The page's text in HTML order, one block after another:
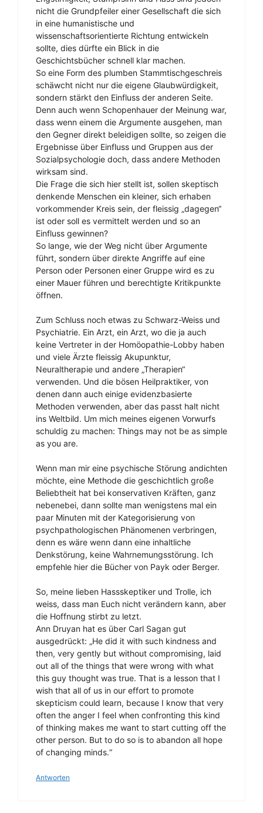
nicht die Grundpfeiler einer Gesellschaft die sich
in eine humanistische und
wissenschaftsorientierte Richtung entwickeln
sollte, dies dürfte ein Blick in die
Geschichtsbücher schnell klar machen.
So eine Form des plumben Stammtischgeschreis
schäwcht nicht nur die eigene Glaubwürdigkeit,
sondern stärkt den Einfluss der anderen Seite.
Denn auch wenn Schopenhauer der Meinung war,
dass wenn einem die Argumente ausgehen, man
den Gegner direkt beleidigen sollte, so zeigen die
Ergebnisse über Einfluss und Gruppen aus der
Sozialpsychologie doch, dass andere Methoden
wirksam sind.
Die Frage die sich hier stellt ist, sollen skeptisch
denkende Menschen ein kleiner, sich erhaben
vorkommender Kreis sein, der fleissig „dagegen“
ist oder soll es vermittelt werden und so an
Einfluss gewinnen?
So lange, wie der Weg nicht über Argumente
führt, sondern über direkte Angriffe auf eine
Person oder Personen einer Gruppe wird es zu
einer Mauer führen und berechtigte Kritikpunkte
öffnen.
Zum Schluss noch etwas zu Schwarz-Weiss und
Psychiatrie. Ein Arzt, ein Arzt, wo die ja auch
keine Vertreter in der Homöopathie-Lobby haben
und viele Ärzte fleissig Akupunktur,
Neuraltherapie und andere „Therapien“
verwenden. Und die bösen Heilpraktiker, von
denen dann auch einige evidenzbasierte
Methoden verwenden, aber das passt halt nicht
ins Weltbild. Um mich meines eigenen Vorwurfs
schuldig zu machen: Things may not be as simple
as you are.
Wenn man mir eine psychische Störung andichten
möchte, eine Methode die geschichtlich große
Beliebtheit hat bei konservativen Kräften, ganz
nebenebei, dann sollte man wenigstens mal ein
paar Minuten mit der Kategorisierung von
psychpathologischen Phänomenen verbringen,
denn es wäre wenn dann eine inhaltliche
Denkstörung, keine Wahrnemungsstörung. Ich
empfehle hier die Bücher von Payk oder Berger.
So, meine lieben Hassskeptiker und Trolle, ich
weiss, dass man Euch nicht verändern kann, aber
die Hoffnung stirbt zu letzt.
Ann Druyan hat es über Carl Sagan gut
ausgedrückt: „He did it with such kindness and
then, very gently but without compromising, laid
out all of the things that were wrong with what
this guy thought was true. That is a lesson that I
wish that all of us in our effort to promote
skepticism could learn, because I know that very
often the anger I feel when confronting this kind
of thinking makes me want to start cutting off the
other person. But to do so is to abandon all hope
of changing minds.“
Antworten